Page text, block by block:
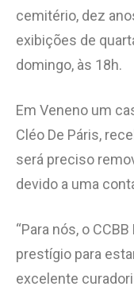
cemitério, dez
exibições de
domingo, às 18h.
Em Veneno um
Cléo De Páris,
será preciso
devido a uma
“Para nós, o
prestígio para
excelente